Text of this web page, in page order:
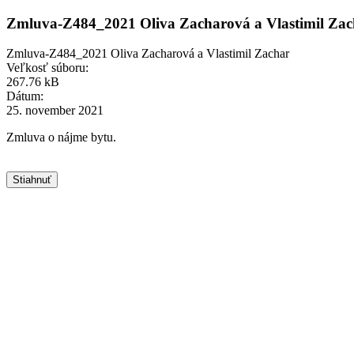
Zmluva-Z484_2021 Oliva Zacharová a Vlastimil
Zmluva-Z484_2021 Oliva Zacharová a Vlastimil Zachar
Veľkosť súboru:
267.76 kB
Dátum:
25. november 2021
Zmluva o nájme bytu.